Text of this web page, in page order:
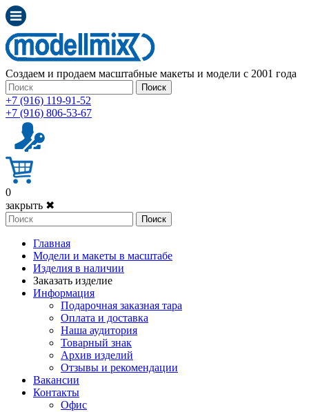
Создаем и продаем масштабные макеты и модели с 2001 года
Поиск
+7 (916) 119-91-52
+7 (916) 806-53-67
0
закрыть ✖
Поиск
Главная
Модели и макеты в масштабе
Изделия в наличии
Заказать изделие
Информация
Подарочная заказная тара
Оплата и доставка
Наша аудитория
Товарный знак
Архив изделий
Отзывы и рекомендации
Вакансии
Контакты
Офис